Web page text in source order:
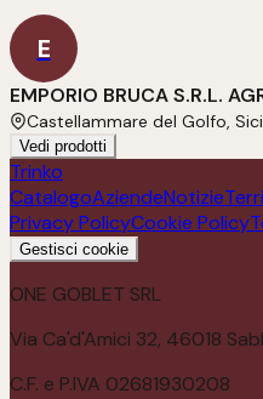
E
EMPORIO BRUCA S.R.L.
Castellammare del Golfo,
Vedi prodotti
Trinko
CatalogoAziendeNotizie
Privacy PolicyCookie Policy
Gestisci cookie
ONE GOBLET SRL
Via Ca'd'Amici 32, 46018
C.F. e P.IVA 02681930208